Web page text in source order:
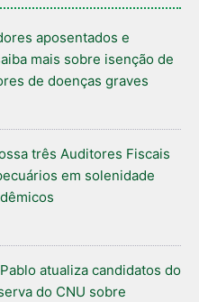
aposentados e
mais sobre isenção de
de doenças graves
três Auditores Fiscais
em solenidade
atualiza candidatos do
do CNU sobre